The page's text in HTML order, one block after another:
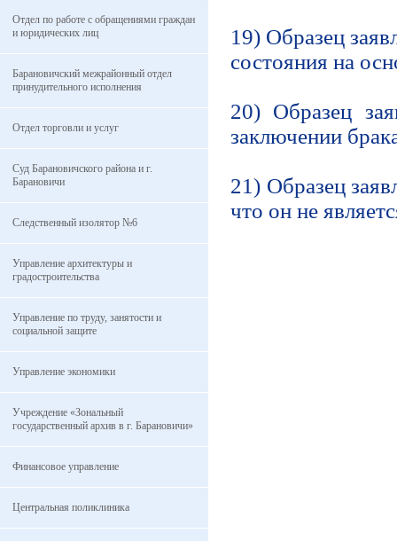
Отдел по работе с обращениями граждан
и юридических лиц
Барановичский межрайонный отдел
принудительного исполнения
Отдел торговли и услуг
Суд Барановичского района и г.
Барановичи
Следственный изолятор №6
Управление архитектуры и
градостроительства
Управление по труду, занятости и
социальной защите
Управление экономики
Учреждение «Зональный
государственный архив в г. Барановичи»
Финансовое управление
Центральная поликлиника
19) Образец
состояния на
20) Образец
заключении
21) Образец
что он не